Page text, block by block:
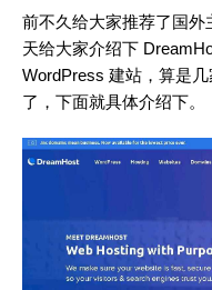
前不久给大家推荐了国
天给大家介绍下
WordPress 建站，算是
了，下面就具体介绍下。